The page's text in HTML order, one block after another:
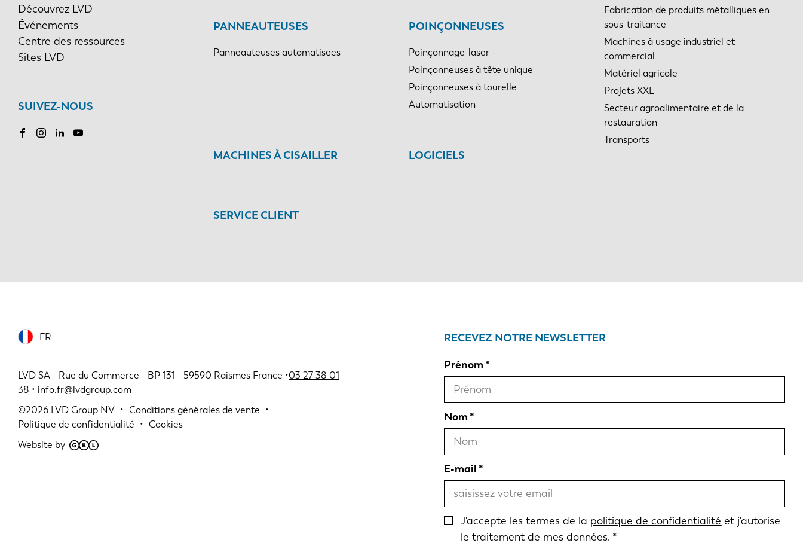
Découvrez LVD
Événements
Centre des ressources
Sites LVD
SUIVEZ-NOUS
PANNEAUTEUSES
Panneauteuses automatisees
POINÇONNEUSES
Poinçonnage-laser
Poinçonneuses à tête unique
Poinçonneuses à tourelle
Automatisation
MACHINES À CISAILLER LOGICIELS
SERVICE CLIENT
Fabrication de produits métalliques en
sous-traitance
Machines à usage industriel et
commercial
Matériel agricole
Projets XXL
Secteur agroalimentaire et de la
restauration
Transports
FR
LVD SA - Rue du Commerce - BP 131 - 59590 Raismes France •03 27 38 01
38 • info.fr@lvdgroup.com
©2026 LVD Group NV
Conditions générales de vente
Politique de confidentialité
Cookies
Website by
RECEVEZ NOTRE NEWSLETTER
Prénom
Nom
E-mail
J'accepte les termes de la politique de confidentialité et j'autorise
le traitement de mes données.